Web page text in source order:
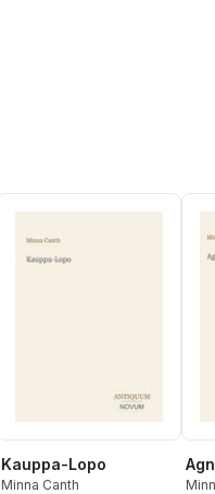
Kauppa-Lopo
Minna Canth